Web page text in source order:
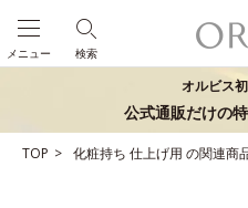
検索
メニュー
オルビス
公式通販だけの
TOP 化粧持ち 仕上げ用 の関連商